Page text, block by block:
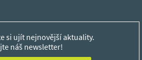
si ujít nejnovější aktuality.
náš newsletter!